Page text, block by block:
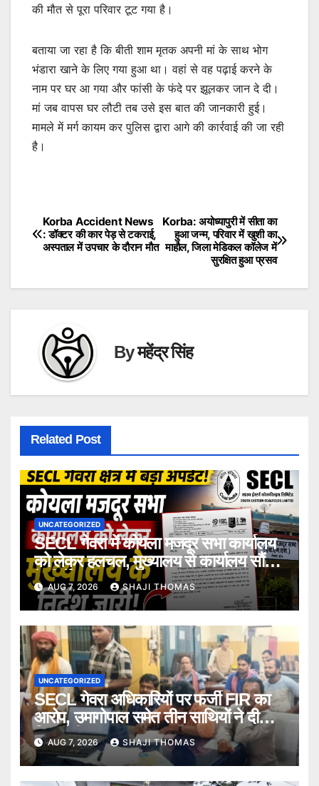
की मौत से पूरा परिवार टूट गया है।
बताया जा रहा है कि बीती शाम मृतक अपनी मां के साथ भोग
भंडारा खाने के लिए गया हुआ था। वहां से वह पढ़ाई करने के
नाम पर घर आ गया और फांसी के फंदे पर झूलकर जान दे दी।
मां जब वापस घर लौटी तब उसे इस बात की जानकारी हुई।
मामले में मर्ग कायम कर पुलिस द्वारा आगे की कार्रवाई की जा रही
है।
Post
navigation
Korba: अयोध्यापुरी में सीता का
हुआ जन्म, परिवार में खुशी का
माहौल, जिला मेडिकल कॉलेज में
सुरक्षित हुआ प्रसव
Korba Accident News
: डॉक्टर की कार पेड़ से टकराई,
अस्पताल में उपचार के दौरान मौत
Byमहेंद्र सिंह
Related Post
UNCATEGORIZED
SECL गेवरा में कोयला मजदूर सभा कार्यालय
को लेकर हलचल, मुख्यालय से कार्यालय सौंपने
के निर्देश।
AUG 7, 2026 SHAJI THOMAS
UNCATEGORIZED
SECL गेवरा अधिकारियों पर फर्जी FIR का
आरोप, उमागोपाल समेत तीन साथियों ने दी
गिरफ्तारी।
AUG 7, 2026 SHAJI THOMAS